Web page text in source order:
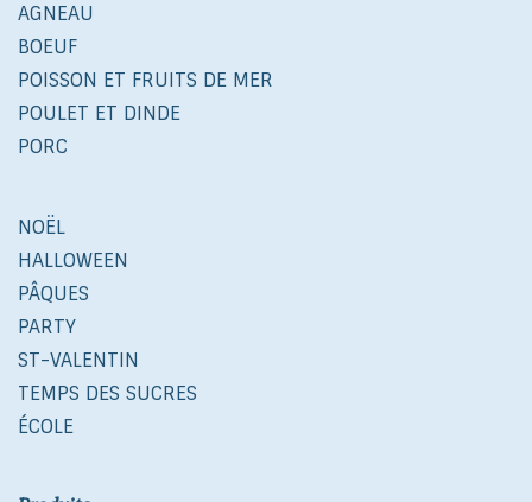
AGNEAU
BOEUF
POISSON ET FRUITS DE MER
POULET ET DINDE
PORC
NOËL
HALLOWEEN
PÂQUES
PARTY
ST-VALENTIN
TEMPS DES SUCRES
ÉCOLE